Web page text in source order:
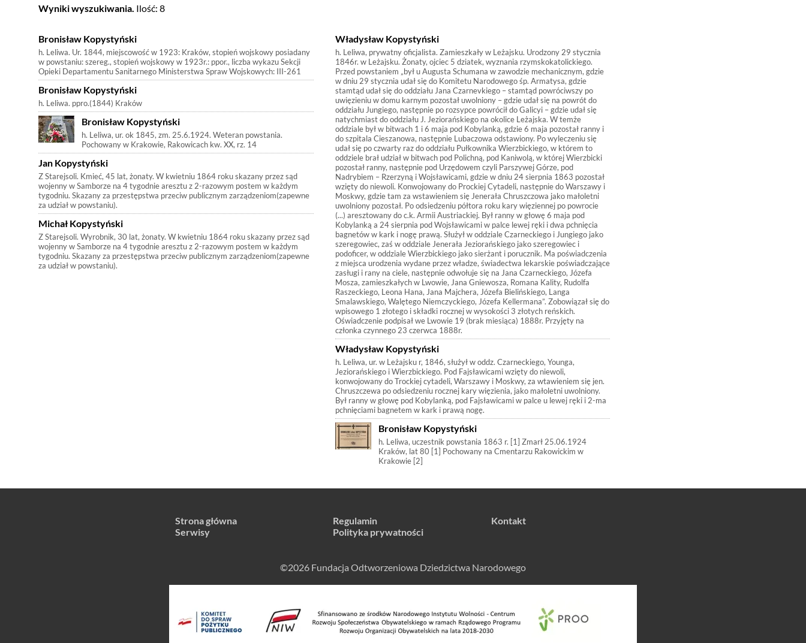
Wyniki wyszukiwania. Ilość: 8
Bronisław Kopystyński
h. Leliwa. Ur. 1844, miejscowość w 1923: Kraków, stopień wojskowy posiadany
w powstaniu: szereg., stopień wojskowy w 1923r.: ppor., liczba wykazu Sekcji
Opieki Departamentu Sanitarnego Ministerstwa Spraw Wojskowych: III-261
Bronisław Kopystyński
h. Leliwa. ppro.(1844) Kraków
Bronisław Kopystyński
h. Leliwa, ur. ok 1845, zm. 25.6.1924. Weteran powstania.
Pochowany w Krakowie, Rakowicach kw. XX, rz. 14
Jan Kopystyński
Z Starejsoli. Kmieć, 45 lat, żonaty. W kwietniu 1864 roku skazany przez sąd
wojenny w Samborze na 4 tygodnie aresztu z 2-razowym postem w każdym
tygodniu. Skazany za przestępstwa przeciw publicznym zarządzeniom(zapewne
za udział w powstaniu).
Michał Kopystyński
Z Starejsoli. Wyrobnik, 30 lat, żonaty. W kwietniu 1864 roku skazany przez sąd
wojenny w Samborze na 4 tygodnie aresztu z 2-razowym postem w każdym
tygodniu. Skazany za przestępstwa przeciw publicznym zarządzeniom(zapewne
za udział w powstaniu).
Władysław Kopystyński
h. Leliwa, prywatny oficjalista. Zamieszkały w Leżajsku. Urodzony 29 stycznia
1846r. w Leżajsku. Żonaty, ojciec 5 dziatek, wyznania rzymskokatolickiego.
Przed powstaniem „był u Augusta Schumana w zawodzie mechanicznym, gdzie
w dniu 29 stycznia udał się do Komitetu Narodowego śp. Armatysa, gdzie
stamtąd udał się do oddziału Jana Czarnevkiego – stamtąd powróciwszy po
uwięzieniu w domu karnym pozostał uwolniony – gdzie udał się na powrót do
oddziału Jungiego, następnie po rozsypce powrócił do Galicyi – gdzie udał się
natychmiast do oddziału J. Jeziorańskiego na okolice Leżajska. W temże
oddziale był w bitwach 1 i 6 maja pod Kobylanką, gdzie 6 maja pozostał ranny i
do szpitala Cieszanowa, następnie Lubaczowa odstawiony. Po wyleczeniu się
udał się po czwarty raz do oddziału Pułkownika Wierzbickiego, w którem to
oddziele brał udział w bitwach pod Polichną, pod Kaniwolą, w której Wierzbicki
pozostał ranny, następnie pod Urzędowem czyli Parszywej Górze, pod
Nadrybiem – Rzerzyną i Wojsławicami, gdzie w dniu 24 sierpnia 1863 pozostał
wzięty do niewoli. Konwojowany do Prockiej Cytadeli, następnie do Warszawy i
Moskwy, gdzie tam za wstawieniem się Jenerała Chruszczowa jako małoletni
uwolniony pozostał. Po odsiedzeniu półtora roku kary więziennej po powrocie
(...) aresztowany do c.k. Armii Austriackiej. Był ranny w głowę 6 maja pod
Kobylanką a 24 sierpnia pod Wojsławicami w palce lewej ręki i dwa pchnięcia
bagnetów w kark i nogę prawą. Służył w oddziale Czarneckiego i Jungiego jako
szeregowiec, zaś w oddziale Jenerała Jeziorańskiego jako szeregowiec i
podoficer, w oddziale Wierzbickiego jako sierżant i porucznik. Ma poświadczenia
z miejsca urodzenia wydane przez władze, świadectwa lekarskie poświadczające
zasługi i rany na ciele, następnie odwołuje się na Jana Czarneckiego, Józefa
Mosza, zamieszkałych w Lwowie, Jana Gniewosza, Romana Kality, Rudolfa
Raszeckiego, Leona Hana, Jana Majchera, Józefa Bielińskiego, Langa
Smalawskiego, Walętego Niemczyckiego, Józefa Kellermana”. Zobowiązał się do
wpisowego 1 złotego i składki rocznej w wysokości 3 złotych reńskich.
Oświadczenie podpisał we Lwowie 19 (brak miesiąca) 1888r. Przyjęty na
członka czynnego 23 czerwca 1888r.
Władysław Kopystyński
h. Leliwa, ur. w Leżajsku r, 1846, służył w oddz. Czarneckiego, Younga,
Jeziorańskiego i Wierzbickiego. Pod Fajsławicami wzięty do niewoli,
konwojowany do Trockiej cytadeli, Warszawy i Moskwy, za wtawieniem się jen.
Chruszczewa po odsiedzeniu rocznej kary więzienia, jako małoletni uwolniony.
Był ranny w głowę pod Kobylanką, pod Fajsławicami w palce u lewej ręki i 2-ma
pchnięciami bagnetem w kark i prawą nogę.
Bronisław Kopystyński
h. Leliwa, uczestnik powstania 1863 r. [1] Zmarł 25.06.1924
Kraków, lat 80 [1] Pochowany na Cmentarzu Rakowickim w
Krakowie [2]
Strona główna
Serwisy
Regulamin
Polityka prywatności
Kontakt
©2026 Fundacja Odtworzeniowa Dziedzictwa Narodowego